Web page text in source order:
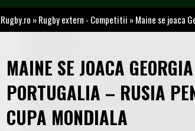
Rugby.ro »Rugby extern - Competitii »Maine se joaca
MAINE SE JOACA
PORTUGALIA – RUSIA
CUPA MONDIALA